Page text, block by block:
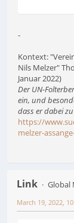
-
Kontext:
Nils Melzer"
Januar 2022)
Der UN-
ein, und
dass er dabei
https://
melzer-
Link
Global
March 19, 2022,